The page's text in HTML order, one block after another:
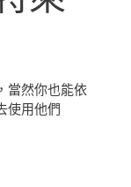
當然你也能依
使用他們